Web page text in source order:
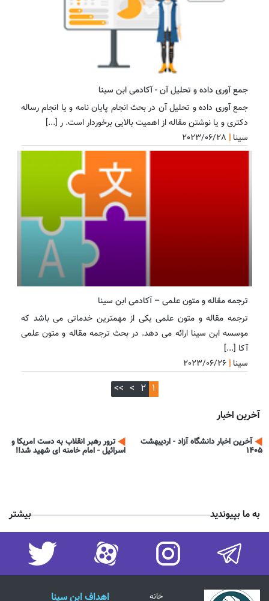
جمع آوری داده و تحلیل آن - آکادمی ابن سینا
جمع آوری داده و تحلیل آن در بحث انجام پایان نامه و یا انجام رساله
دکتری و یا نوشتن مقاله از اهمیت بالایی برخوردار است. ر [...]
2023/06/28 | سینا
ترجمه مقاله و متون علمی – آکادمی ابن سینا
ترجمه مقاله و متون علمی یکی از مهمترین خدماتی می باشد که
موسسه ابن سینا ارائه می دهد. در بحث ترجمه مقاله و متون علمی
آکا [...]
2023/06/26 | سینا
1
2
>
>>
آخرین اخبار
آخرین اخبار دانشگاه آزاد - اردیبهشت
1405
ترور رهبر انقلاب به دست امریکا و
اسرائیل - امام خامنه ای شهید شد!! ​​​​​​​
به ما بپیوندید بیشتر
اهداف ابن سینا خانه